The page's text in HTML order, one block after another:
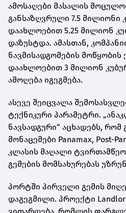
ამოსაღები მასალის
განსაზღვრული 7.5 მილიონი
დაახლოებით 5.25 მილიონ
დაზუსტდა. ამასთან,
ნავმისადგომების
დაახლოებით 3 მილიონ
ამოღება იგეგმება.
ასევე შეიცვალა
ტექნიკური პარამეტრი.
ნავსადგური“ აცხადებს,
მონაცემები Panamax, Post-
კლასის მაღალი
გემების მომსახურებას
პორტში პირველი გემის
დაგეგმილი. პროექტი
ვითარდება, რომლის